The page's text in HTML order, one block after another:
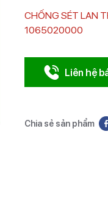
CHỐNG SÉT LAN
1065020000
Liên hệ
Chia sẻ sản phẩm